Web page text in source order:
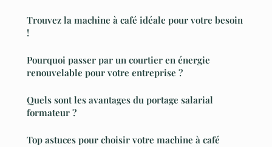
Trouvez la machine à café idéale pour votre besoin
!
Pourquoi passer par un courtier en énergie
renouvelable pour votre entreprise ?
Quels sont les avantages du portage salarial
formateur ?
Top astuces pour choisir votre machine à café